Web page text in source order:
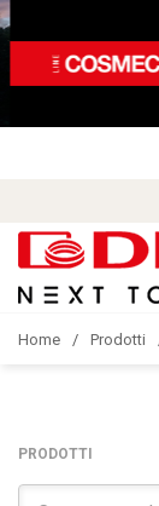
Home Prodotti
PRODOTTI